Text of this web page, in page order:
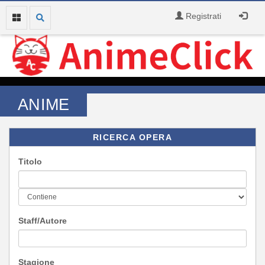
Registrati
ANIME
RICERCA OPERA
Titolo
Staff/Autore
Stagione